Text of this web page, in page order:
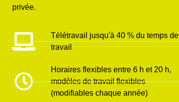
privée.
Télétravail jusqu'à 40 % du temps de
travail
Horaires flexibles entre 6 h et 20 h,
modèles de travail flexibles
(modifiables chaque année)